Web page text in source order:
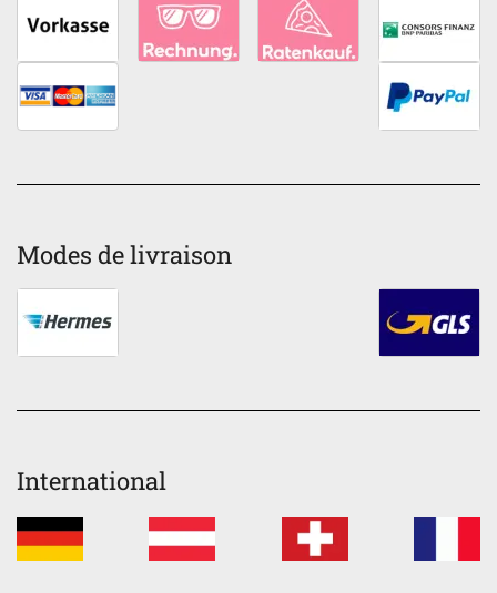
Modes de livraison
International